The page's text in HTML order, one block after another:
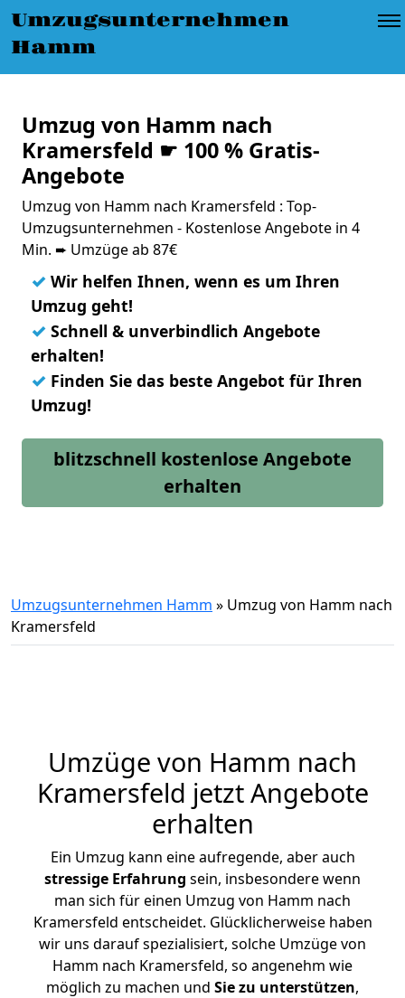
Umzugsunternehmen
Hamm
Umzug von Hamm nach
Kramersfeld ☛ 100 % Gratis-
Angebote
Umzug von Hamm nach Kramersfeld : Top-
Umzugsunternehmen - Kostenlose Angebote in 4
Min. ➨ Umzüge ab 87€
✓ Wir helfen Ihnen, wenn es um Ihren
Umzug geht!
✓ Schnell & unverbindlich Angebote
erhalten!
✓ Finden Sie das beste Angebot für Ihren
Umzug!
blitzschnell kostenlose Angebote
erhalten
Umzugsunternehmen Hamm » Umzug von Hamm nach
Kramersfeld
Umzüge von Hamm nach
Kramersfeld jetzt Angebote
erhalten
Ein Umzug kann eine aufregende, aber auch
stressige Erfahrung sein, insbesondere wenn
man sich für einen Umzug von Hamm nach
Kramersfeld entscheidet. Glücklicherweise haben
wir uns darauf spezialisiert, solche Umzüge von
Hamm nach Kramersfeld, so angenehm wie
möglich zu machen und Sie zu unterstützen,